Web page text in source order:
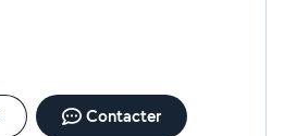
Contacter